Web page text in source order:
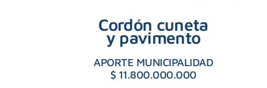
Cordón cuneta
y pavimento
APORTE MUNICIPALIDAD
$ 11.800.000.000